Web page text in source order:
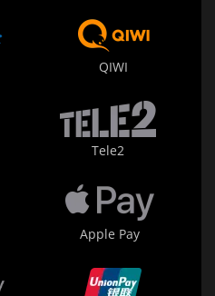
QIWI
Tele2
Apple Pay